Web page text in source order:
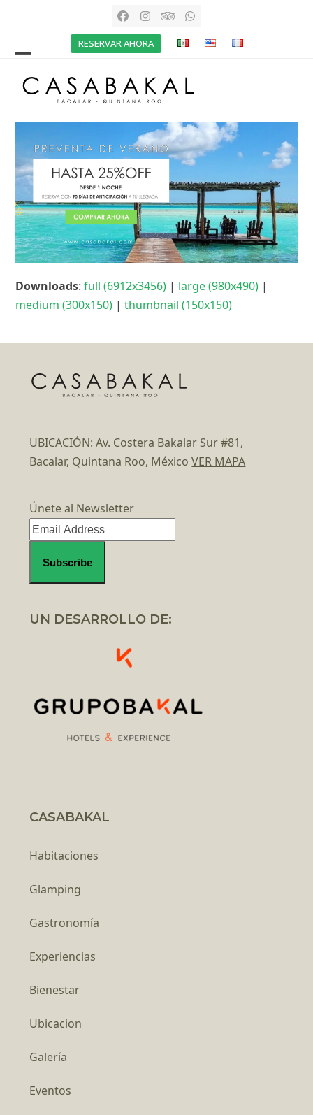
Facebook
Instagram
Tripadvisor
Whatsapp
RESERVAR AHORA
mobile
menu
mobile
menu
Downloads:full (6912x3456) | large (980x490) |
medium (300x150) |thumbnail (150x150)
UBICACIÓN: Av. Costera Bakalar Sur #81,
Bacalar, Quintana Roo, MéxicoVER MAPA
Únete al Newsletter
UN DESARROLLO DE:
CASABAKAL
Habitaciones
Glamping
Gastronomía
Experiencias
Bienestar
Ubicacion
Galería
Eventos